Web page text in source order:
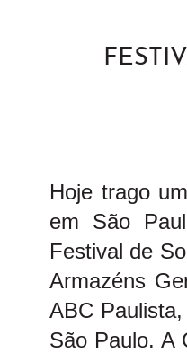
Hoje trago
em São
Festival de
Armazéns
ABC
São Paulo. A